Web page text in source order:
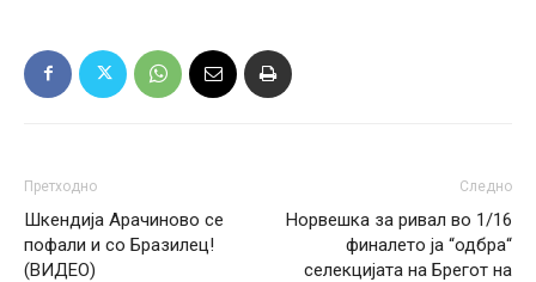
Претходно
Шкендија Арачиново се
пофали и со Бразилец!
(ВИДЕО)
Следно
Норвешка за ривал во 1/16
финалето ја “одбра“
селекцијата на Брегот на